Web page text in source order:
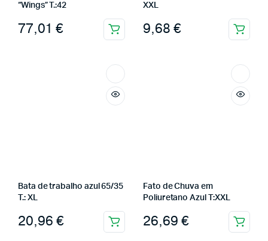
“Wings” T.:42
77,01 €
XXL
9,68 €
Bata de trabalho azul 65/35
T.: XL
20,96 €
Fato de Chuva em
Poliuretano Azul T:XXL
26,69 €